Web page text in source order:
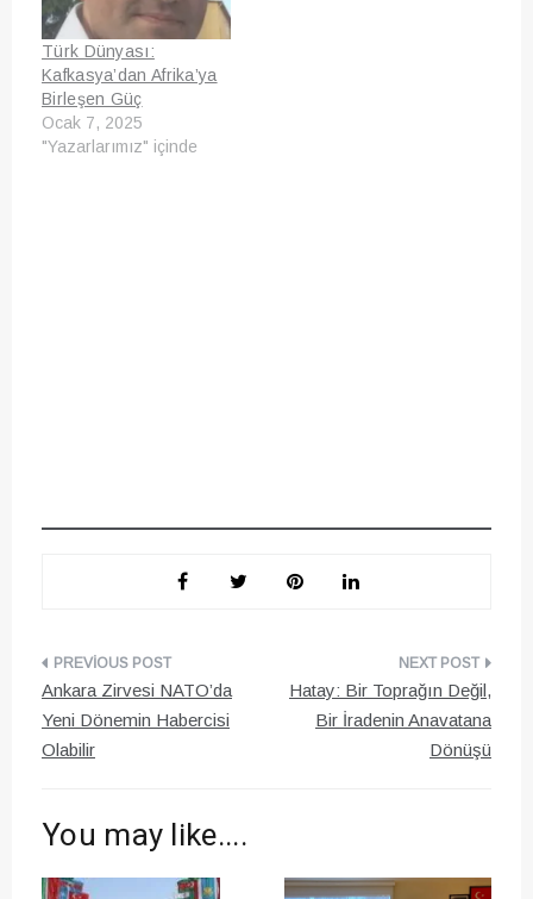
Türk Dünyası:
Kafkasya’dan Afrika’ya
Birleşen Güç
Ocak 7, 2025
"Yazarlarımız" içinde
Yazı
gezinmesi
Ankara Zirvesi NATO’da
Yeni Dönemin Habercisi
Olabilir
Hatay: Bir Toprağın Değil,
Bir İradenin Anavatana
Dönüşü
You may like....